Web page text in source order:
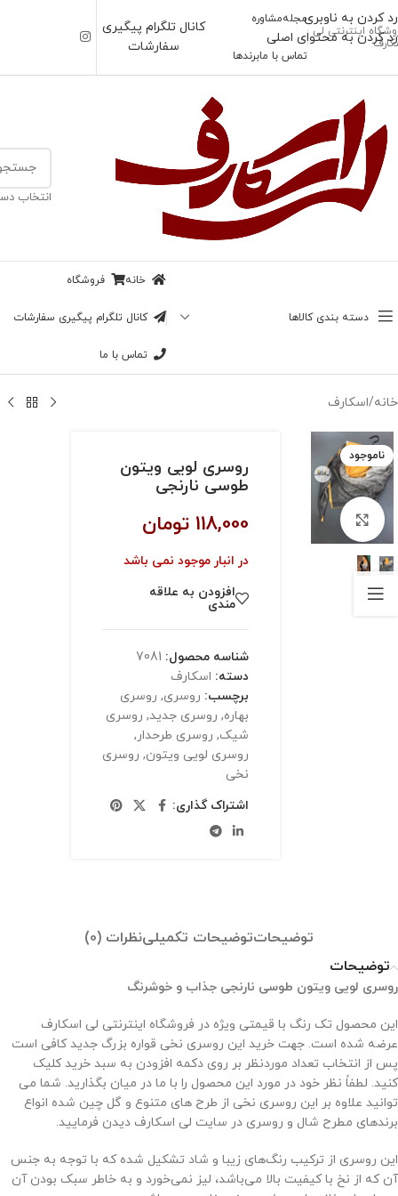
رد کردن به ناوبری
رد کردن به محتوای اصلی
اینترنتی لی
مجلهمشاوره
تماس با مابرندها
کانال تلگرام پیگیری
سفارشات
انتخاب
دسته بندی کالاها
خانه فروشگاه
کانال تلگرام پیگیری سفارشات
تماس با ما
خانه/اسکارف
ناموجود
بزرگنمایی تصویر
روسری لویی ویتون
طوسی نارنجی
118,000 تومان
در انبار موجود نمی باشد
افزودن به علاقه
مندی
شناسه محصول: 7081
دسته: اسکارف
برچسب: روسری, روسری
بهاره, روسری جدید, روسری
شیک, روسری طرحدار ,
روسری لویی ویتون, روسری
نخی
اشتراک گذاری:
توضیحاتتوضیحات تکمیلینظرات (0)
توضیحات
روسری لویی ویتون طوسی نارنجی جذاب و خوشرنگ
این محصول تک رنگ با قیمتی ویژه در فروشگاه اینترنتی لی اسکارف
عرضه شده است. جهت خرید این روسری نخی قواره بزرگ جدید کافی است
پس از انتخاب تعداد موردنظر بر روی دکمه افزودن به سبد خرید کلیک
کنید. لطفاً نظر خود در مورد این محصول را با ما در میان بگذارید. شما می
توانید علاوه بر این روسری نخی از طرح های متنوع و گل چین شده انواع
برندهای مطرح شال و روسری در سایت لی اسکارف دیدن فرمایید.
این روسری از ترکیب رنگ‌های زیبا و شاد تشکیل شده که با توجه به جنس
آن که از نخ با کیفیت بالا می‌باشد، لیز نمی‌خورد و به خاطر سبک بودن آن